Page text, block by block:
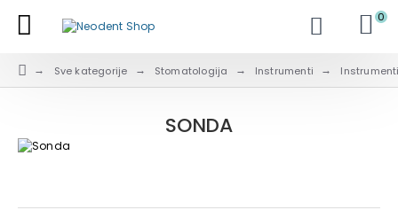
0
Sve kategorije Stomatologija Instrumenti
SONDA